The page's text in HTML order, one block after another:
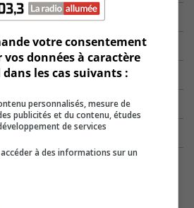
votre consentement
données à caractère
les cas suivants :
personnalisés, mesure de
publicités et du contenu, études
de services
à des informations sur un